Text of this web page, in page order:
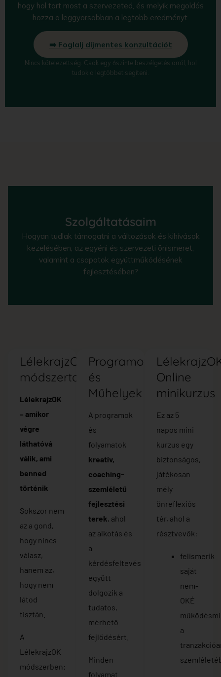
hogy hol tart most a szervezeted, és melyik megoldás
hozza a leggyorsabban a legtöbb eredményt.
➡️ Foglalj díjmentes konzultációt
Nincs kötelezettség. Csak egy őszinte beszélgetés arról, hol
tudok a legtöbbet segíteni.
Szolgáltatásaim
Hogyan tudlak támogatni a változások és kihívások
kezelésében, az egyéni és szervezeti önismeret,
valamint a csapatok együttműködésének
fejlesztésében?
LélekrajzOK
módszertan
LélekrajzOK
– amikor
végre
láthatóvá
válik, ami
benned
történik
Sokszor nem
az a gond,
hogy nincs
válasz,
hanem az,
hogy nem
látod
tisztán.
A
LélekrajzOK
módszerben:
Programok
és
Műhelyek
A programok
és
folyamatok
kreatív,
coaching-
szemléletű
fejlesztési
terek, ahol
az alkotás és
a
kérdésfeltevés
együtt
dolgozik a
tudatos,
mérhető
fejlődésért.
Minden
folyamat
Online
minikurzus
Ez az 5
napos mini
kurzus egy
biztonságos,
játékosan
mély
önreflexiós
tér, ahol a
résztvevők:
felismerik
saját
nem-
OKÉ
a